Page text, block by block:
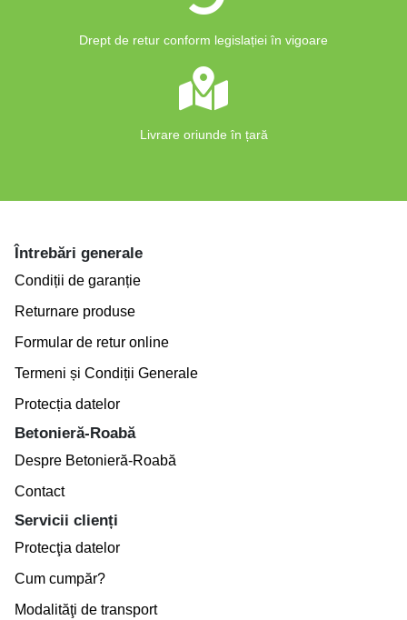
Drept de retur conform legislației în vigoare
Livrare oriunde în țară
Întrebări generale
Condiții de garanție
Returnare produse
Formular de retur online
Termeni și Condiții Generale
Protecția datelor
Betonieră-Roabă
Despre Betonieră-Roabă
Contact
Servicii clienți
Protecţia datelor
Cum cumpăr?
Modalităţi de transport